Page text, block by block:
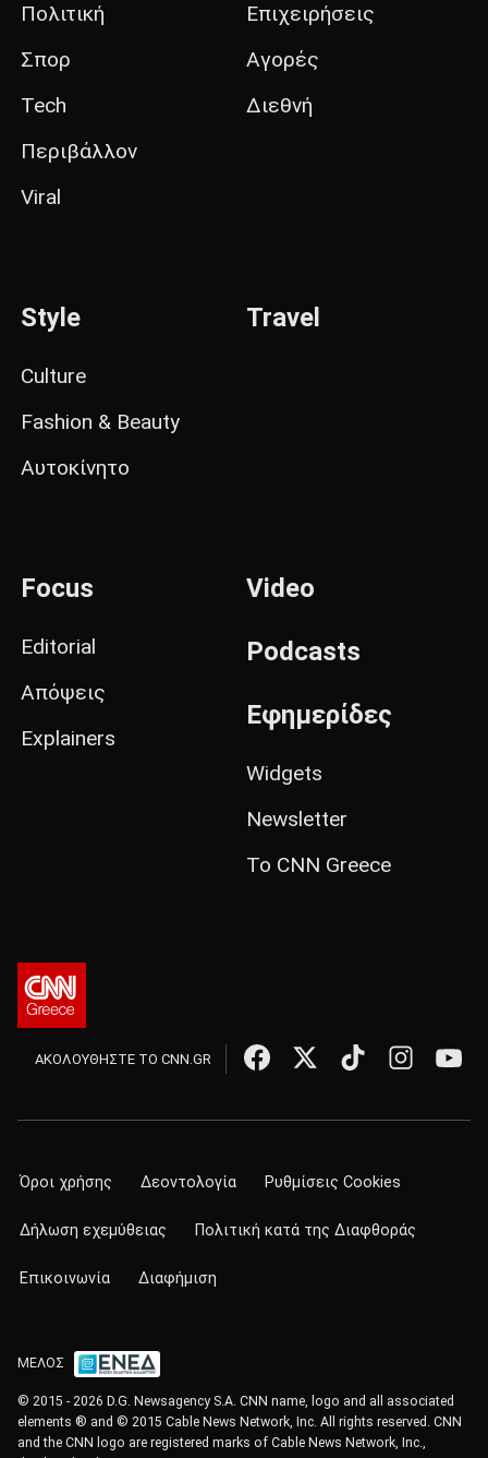
Πολιτική
Σπορ
Tech
Περιβάλλον
Viral
Επιχειρήσεις
Αγορές
Διεθνή
Style
Culture
Fashion & Beauty
Αυτοκίνητο
Travel
Focus
Editorial
Απόψεις
Explainers
Video
Podcasts
Εφημερίδες
Widgets
Newsletter
Το CNN Greece
ΑΚΟΛΟΥΘΗΣΤΕ ΤΟ CNN.GR
Όροι χρήσης Δεοντολογία Ρυθμίσεις Cookies
Δήλωση εχεμύθειας Πολιτική κατά της Διαφθοράς
Επικοινωνία Διαφήμιση
ΜΕΛΟΣ
© 2015 - 2026 D.G. Newsagency S.A. CNN name, logo and all associated
elements ® and © 2015 Cable News Network, Inc. All rights reserved. CNN
and the CNN logo are registered marks of Cable News Network, Inc.,